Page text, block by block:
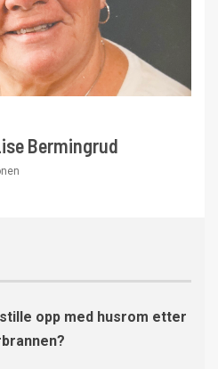
Bermingrud
opp med husrom etter